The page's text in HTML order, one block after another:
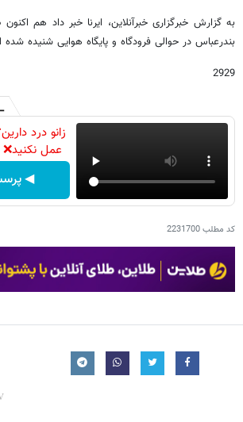
به گزارش خبرگزاری خبرآنلاین، ایرنا خبر داد هم
بندرعباس در حوالی فرودگاه و پایگاه هوایی شنیده
2929
زانو درد
عمل
◀
کد مطلب2231700